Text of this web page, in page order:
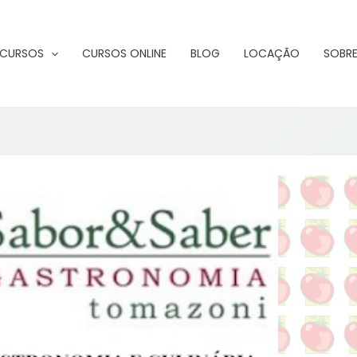
CURSOS CURSOS ONLINE BLOG LOCAÇÃO